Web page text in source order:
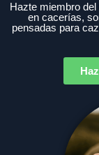
Hazte miembro
en cacerías,
pensadas para